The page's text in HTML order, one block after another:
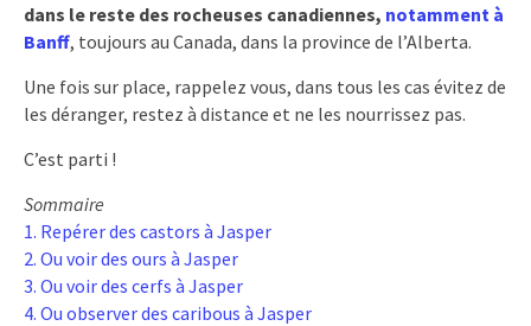
dans le reste des rocheuses canadiennes, notamment à
Banff, toujours au Canada, dans la province de l’Alberta.
Une fois sur place, rappelez vous, dans tous les cas évitez de
les déranger, restez à distance et ne les nourrissez pas.
C’est parti !
Sommaire
1. Repérer des castors à Jasper
2. Ou voir des ours à Jasper
3. Ou voir des cerfs à Jasper
4. Ou observer des caribous à Jasper